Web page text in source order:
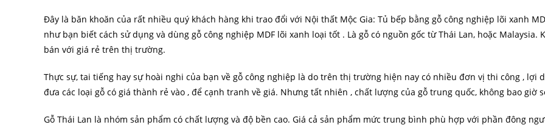
Đây là băn khoăn của rất nhiều quý khách hàng khi trao đổi với Nội thất Mộc Gia: Tủ bếp bằng gỗ công nghiệp lõi xanh
như bạn biết cách sử dụng và dùng gỗ công nghiệp MDF lõi xanh loại tốt . Là gỗ có nguồn gốc từ Thái Lan, hoặc
bán với giá rẻ trên thị trường.
Thực sự, tai tiếng hay sự hoài nghi của bạn về gỗ công nghiệp là do trên thị trường hiện nay có nhiều đơn vị thi công , lợi
đưa các loại gỗ có giá thành rẻ vào , để cạnh tranh về giá. Nhưng tất nhiên , chất lượng của gỗ trung quốc, không bao giờ
Gỗ Thái Lan là nhóm sản phẩm có chất lượng và độ bền cao. Giá cả sản phẩm mức trung bình phù hợp với phần đông